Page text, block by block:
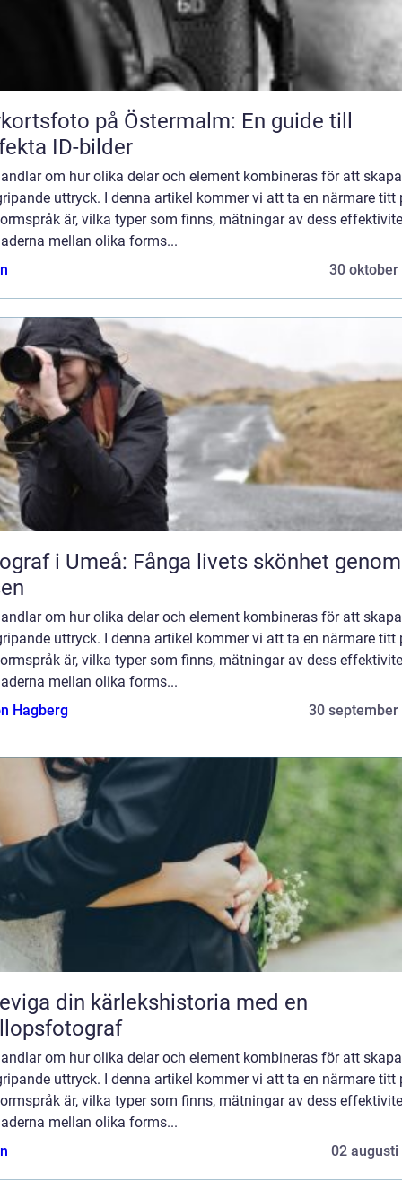
på Östermalm: En guide till
ID-bilder
om hur olika delar och element kombineras för att
uttryck. I denna artikel kommer vi att ta en närmare titt
är, vilka typer som finns, mätningar av dess
mellan olika forms...
30 oktober
i Umeå: Fånga livets skönhet genom
om hur olika delar och element kombineras för att
uttryck. I denna artikel kommer vi att ta en närmare titt
är, vilka typer som finns, mätningar av dess
mellan olika forms...
Hagberg
30 september
din kärlekshistoria med en
om hur olika delar och element kombineras för att
uttryck. I denna artikel kommer vi att ta en närmare titt
är, vilka typer som finns, mätningar av dess
mellan olika forms...
02 augusti